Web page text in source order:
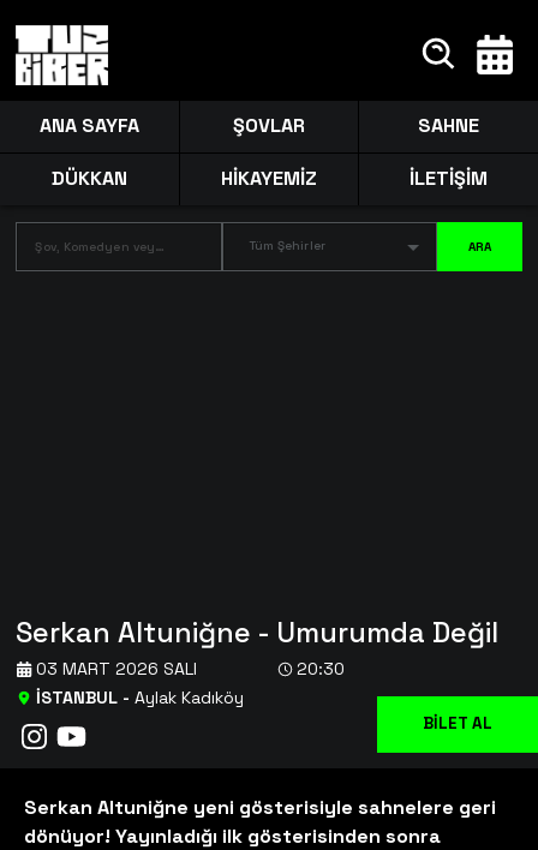
ANA SAYFA ŞOVLAR SAHNE
DÜKKAN HİKAYEMİZ İLETİŞİM
Tüm Şehirler ARA
Serkan Altuniğne - Umurumda Değil
İSTANBUL- Aylak Kadıköy
03 MART 2026 SALI 20:30
BİLET AL
Serkan Altuniğne yeni gösterisiyle sahnelere geri
dönüyor! Yayınladığı ilk gösterisinden sonra